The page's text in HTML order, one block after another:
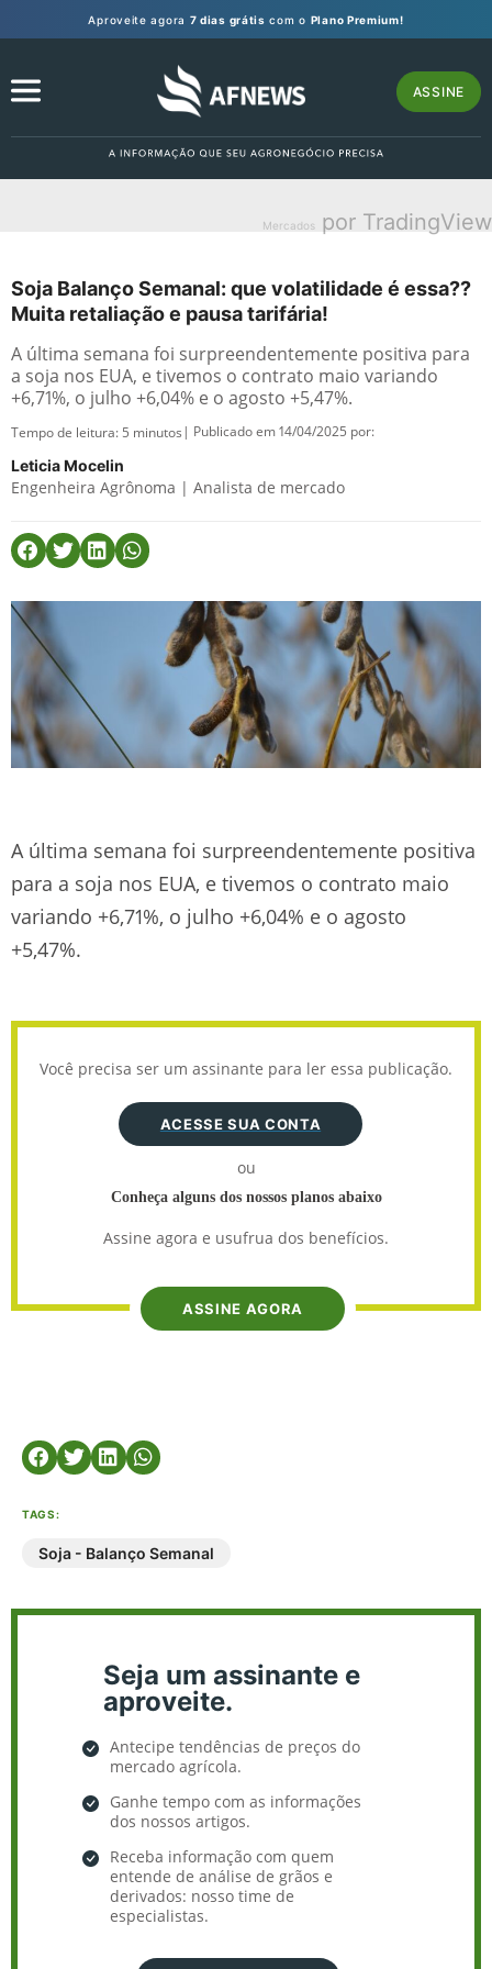
Aproveite agora 7 dias grátis com o Plano Premium!
ASSINE
Mercados por TradingView
Soja Balanço Semanal: que volatilidade é essa??
Muita retaliação e pausa tarifária!
A última semana foi surpreendentemente positiva para
a soja nos EUA, e tivemos o contrato maio variando
+6,71%, o julho +6,04% e o agosto +5,47%.
Tempo de leitura: 5 minutos | Publicado em 14/04/2025 por:
Leticia Mocelin
Engenheira Agrônoma | Analista de mercado
A última semana foi surpreendentemente positiva
para a soja nos EUA, e tivemos o contrato maio
variando +6,71%, o julho +6,04% e o agosto
+5,47%.
Você precisa ser um assinante para ler essa publicação.
ACESSE SUA CONTA
ou
Conheça alguns dos nossos planos abaixo
Assine agora e usufrua dos benefícios.
ASSINE AGORA
TAGS:
Soja - Balanço Semanal
Seja um assinante e
aproveite.
Antecipe tendências de preços do
mercado agrícola.
Ganhe tempo com as informações
dos nossos artigos.
Receba informação com quem
entende de análise de grãos e
derivados: nosso time de
especialistas.